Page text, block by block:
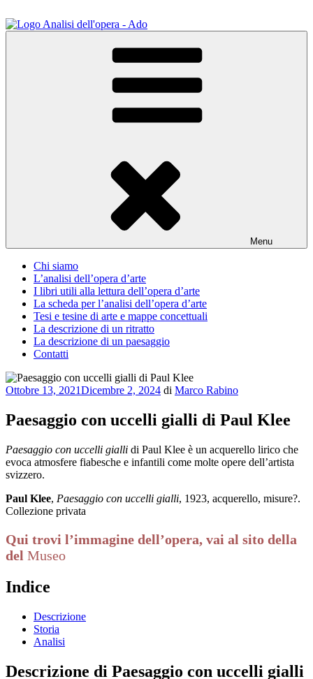
al
contenuto
Osservare le opere d'arte per capirle e imparare ad amarle
Menu
Chi siamo
L’analisi dell’opera d’arte
I libri utili alla lettura dell’opera d’arte
La scheda per l’analisi dell’opera d’arte
Tesi e tesine di arte e mappe concettuali
La descrizione di un ritratto
La descrizione di un paesaggio
Contatti
Pubblicato
Ottobre 13, 2021Dicembre 2, 2024 di Marco Rabino
Paesaggio con uccelli gialli di Paul Klee
Paesaggio con uccelli gialli di Paul Klee è un acquerello lirico che
evoca atmosfere fiabesche e infantili come molte opere dell’artista
svizzero.
Paul Klee, Paesaggio con uccelli gialli, 1923, acquerello, misure?.
Collezione privata
Qui trovi l’immagine dell’opera, vai al sito della
del Museo
Indice
Descrizione
Storia
Analisi
Descrizione di Paesaggio con uccelli gialli